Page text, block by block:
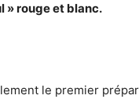
» rouge et blanc.
le premier